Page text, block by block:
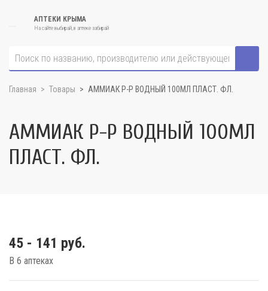
АПТЕКИ КРЫМА
На сайте выбирай, в аптеке забирай
Главная Товары АММИАК Р-Р ВОДНЫЙ 100МЛ ПЛАСТ. ФЛ.
АММИАК Р-Р ВОДНЫЙ 100МЛ
ПЛАСТ. ФЛ.
45 - 141 руб.
В 6 аптеках